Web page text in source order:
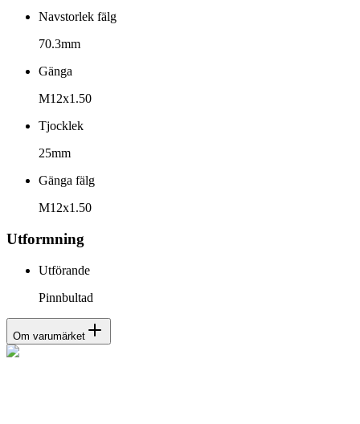
Navstorlek fälg
70.3mm
Gänga
M12x1.50
Tjocklek
25mm
Gänga fälg
M12x1.50
Utformning
Utförande
Pinnbultad
Om varumärket